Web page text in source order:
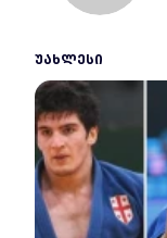
ᲣᲐᲮᲚᲔᲡᲘ